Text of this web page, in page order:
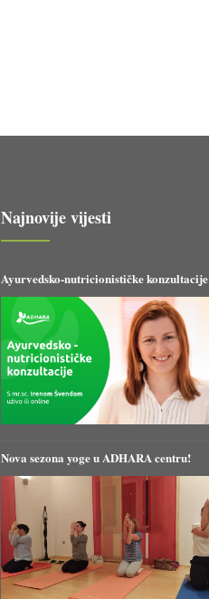
Najnovije vijesti
Ayurvedsko-nutricionističke konzultacije
Nova sezona yoge u ADHARA centru!